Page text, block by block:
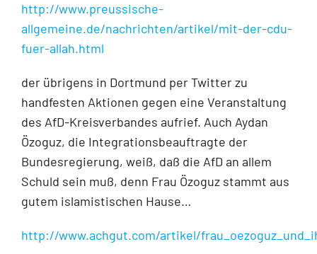
http://www.preussische-
allgemeine.de/nachrichten/artikel/mit-der-cdu-
fuer-allah.html
der übrigens in Dortmund per Twitter zu
handfesten Aktionen gegen eine Veranstaltung
des AfD-Kreisverbandes aufrief. Auch Aydan
Özoguz, die Integrationsbeauftragte der
Bundesregierung, weiß, daß die AfD an allem
Schuld sein muß, denn Frau Özoguz stammt aus
gutem islamistischen Hause…
http://www.achgut.com/artikel/